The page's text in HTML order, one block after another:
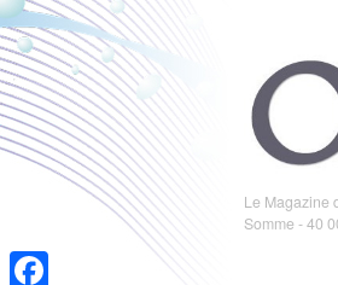
Le Magazine
Somme - 40